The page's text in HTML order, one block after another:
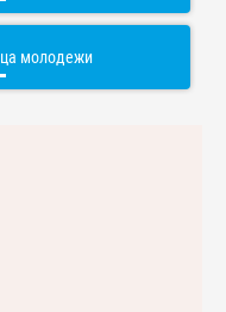
молодежи